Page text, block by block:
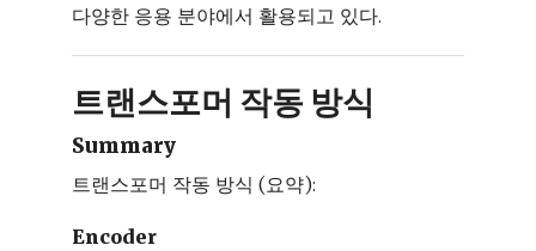
다양한 응용 분야에서 활용되고 있다.
트랜스포머 작동 방식
Summary
트랜스포머 작동 방식 (요약):
Encoder